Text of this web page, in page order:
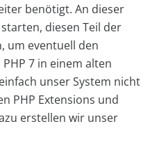
benötigt. An dieser
diesen Teil der
um eventuell den
7 in einem alten
unser System nicht
PHP Extensions und
erstellen wir unser